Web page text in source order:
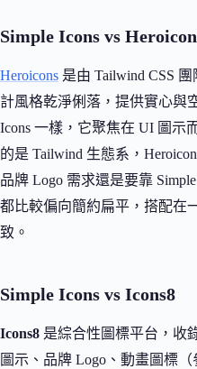
Simple Icons vs
Heroicons 是由 Tailwind CSS
計風格乾淨俐落，提供實心與
Icons 一樣，它聚焦在 UI 圖示
的是 Tailwind 生態系，
品牌 Logo 需求還是要靠
都比較偏向簡約扁平，搭配在
致。
Simple Icons vs Icons8
Icons8 是綜合性圖標平台，收
圖示、品牌 Logo、動畫圖標（